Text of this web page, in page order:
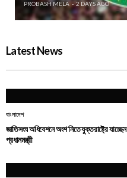
PROBASH MELA 2 DAYS AGO
Latest News
বাংলাদেশ
জাতিসংঘ অধিবেশনে অংশ নিতে যুক্তরাষ্ট্রে যাচ্ছেন
প্রধানমন্ত্রী